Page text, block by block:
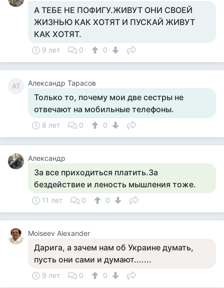
А ТЕБЕ НЕ ПОФИГУ.ЖИВУТ ОНИ СВОЕЙ
ЖИЗНЬЮ КАК ХОТЯТ И ПУСКАЙ ЖИВУТ
КАК ХОТЯТ.
9 лет 0 0
АТ Александр Тарасов
Только то, почему мои две сестры не
отвечают на мобильные телефоны.
8 лет 0 0
Александр
За все приходиться платить.За
бездействие и леность мышления тоже.
11 лет 0 0
Moiseev Alexander
Дарига, а зачем нам об Украине думать,
пусть они сами и думают.......
9 лет 0 0